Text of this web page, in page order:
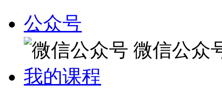
公众号
微信公众
我的课程